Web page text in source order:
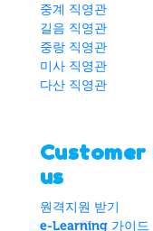
중계 직영관
길음 직영관
중랑 직영관
미사 직영관
다산 직영관
us
원격지원 받기
e-Learning 가이드